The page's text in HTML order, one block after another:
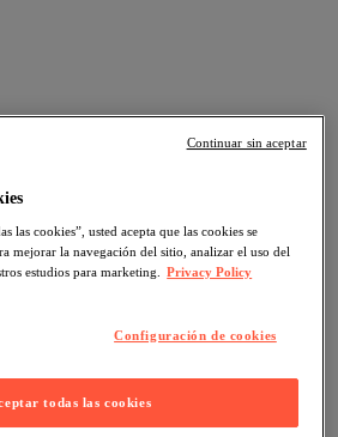
las cookies”, usted acepta que las cookies se
mejorar la navegación del sitio, analizar el uso del
estudios para marketing. Privacy Policy
Configuración de cookies
todas las cookies
Continuar sin aceptar